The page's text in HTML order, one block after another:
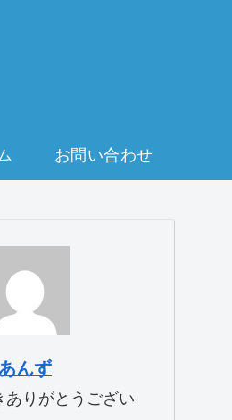
お問い合わせ
あんず
ありがとうござい